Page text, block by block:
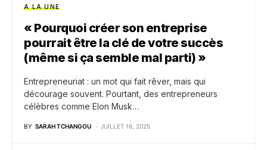
A LA UNE
« Pourquoi créer son entreprise
pourrait être la clé de votre succès
(même si ça semble mal parti) »
Entrepreneuriat : un mot qui fait rêver, mais qui
décourage souvent. Pourtant, des entrepreneurs
célèbres comme Elon Musk…
BY SARAH TCHANGOU JUILLET 16, 2025